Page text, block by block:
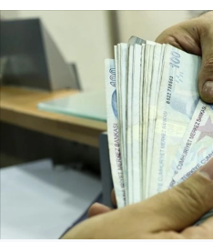
BLOG